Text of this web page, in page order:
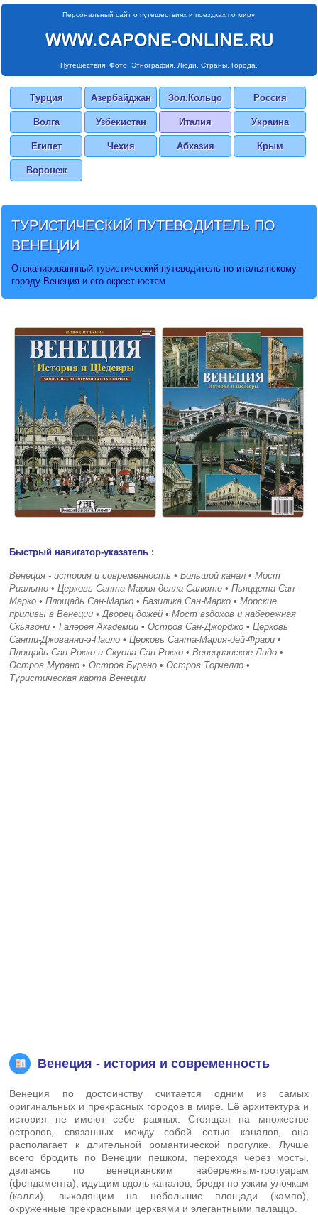
Персональный сайт о путешествиях и поездках по миру
Путешествия. Фото. Этнография. Люди. Страны. Города.
Турция Азербайджан Зол.Кольцо Россия
Волга Узбекистан Италия Украина
Египет Чехия Абхазия Крым
Воронеж
ТУРИСТИЧЕСКИЙ ПУТЕВОДИТЕЛЬ ПО
ВЕНЕЦИИ
Отсканированнный туристический путеводитель по итальянскому
городу Венеция и его окрестностям
Быстрый навигатор-указатель :
Венеция - история и современность •Большой канал •Мост
Риальто •Церковь Санта-Мария-делла-Салюте •Пьяццета Сан-
Марко •Площадь Сан-Марко •Базилика Сан-Марко •Морские
приливы в Венеции •Дворец дожей •Мост вздохов и набережная
Скьявони •Галерея Академии •Остров Сан-Джорджо •Церковь
Санти-Джованни-э-Паоло •Церковь Санта-Мария-дей-Фрари •
Площадь Сан-Рокко и Скуола Сан-Рокко •Венецианское Лидо •
Остров Мурано •Остров Бурано •Остров Торчелло •
Туристическая карта Венеции
Венеция - история и современность
Венеция по достоинству считается одним из самых
оригинальных и прекрасных городов в мире. Её архитектура и
история не имеют себе равных. Стоящая на множестве
островов, связанных между собой сетью каналов, она
располагает к длительной романтической прогулке. Лучше
всего бродить по Венеции пешком, переходя через мосты,
двигаясь по венецианским набережным-тротуарам
(фондамента), идущим вдоль каналов, бродя по узким улочкам
(калли), выходящим на небольшие площади (кампо),
окруженные прекрасными церквями и элегантными палаццо.